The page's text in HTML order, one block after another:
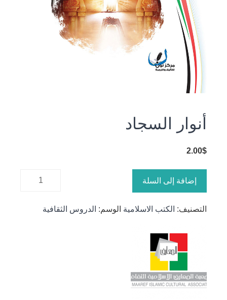
أنوار السجاد
2.00$
كمية أنوار
إضافة إلى السلة
التصنيف: الكتب الاسلامية الوسم: الدروس الثقافية